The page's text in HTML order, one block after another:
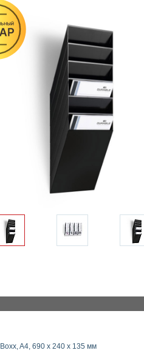
A4, 690 x 240 x 135 мм